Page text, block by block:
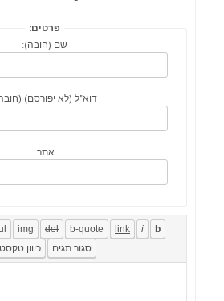
פרטים:
שם (חובה):
דוא"ל (לא יפורסם)
אתר: